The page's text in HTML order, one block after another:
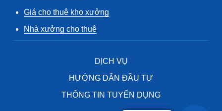
Giá cho thuê kho xưởng
Nhà xưởng cho thuê
DỊCH VỤ
HƯỚNG DẪN ĐẦU TƯ
THÔNG TIN TUYỂN DỤNG